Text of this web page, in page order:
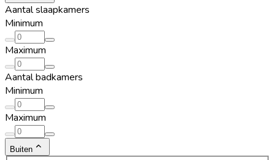
Aantal slaapkamers
Minimum
Maximum
Aantal badkamers
Minimum
Maximum
Buiten